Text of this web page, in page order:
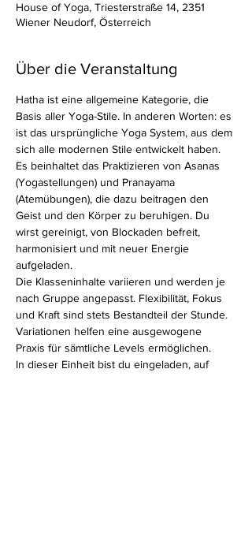
House of Yoga, Triesterstraße 14, 2351
Wiener Neudorf, Österreich
Über die Veranstaltung
Hatha ist eine allgemeine Kategorie, die
Basis aller Yoga-Stile. In anderen Worten: es
ist das ursprüngliche Yoga System, aus dem
sich alle modernen Stile entwickelt haben.
Es beinhaltet das Praktizieren von Asanas
(Yogastellungen) und Pranayama
(Atemübungen), die dazu beitragen den
Geist und den Körper zu beruhigen. Du
wirst gereinigt, von Blockaden befreit,
harmonisiert und mit neuer Energie
aufgeladen.
Die Klasseninhalte variieren und werden je
nach Gruppe angepasst. Flexibilität, Fokus
und Kraft sind stets Bestandteil der Stunde.
Variationen helfen eine ausgewogene
Praxis für sämtliche Levels ermöglichen.
In dieser Einheit bist du eingeladen, auf